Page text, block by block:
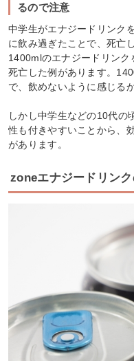
るので注意
中学生がエナジードリンク
に飲み過ぎたことで、死亡
1400mlのエナジードリン
死亡した例があります。
で、飲めないように感じる
しかし中学生などの10代の
性も付きやすいことから、
があります。
zoneエナジードリン